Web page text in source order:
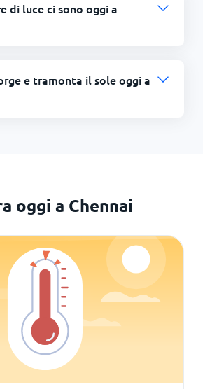
di luce ci sono oggi a
e tramonta il sole oggi a
oggi a Chennai